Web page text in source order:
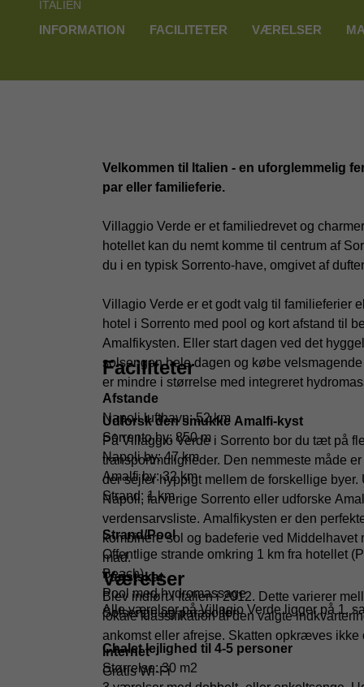
ITALIEN
INFORMATION FACILITETER VÆRELSER
Velkommen til Italien - en uforglemmelig
par eller familieferie.
Villaggio Verde er et familiedrevet og
hotellet kan du nemt komme til centrum af
du i en typisk Sorrento-have, omgivet af
Villagio Verde er et godt valg til familieferier
hotel i Sorrento med pool og kort afstand til
Amalfikysten. Eller start dagen ved det
solsengen hele dagen og købe
er mindre i størrelse med integreret
Udforsk den smukke Amalfi-kyst
På Villaggio Verde i Sorrento bor du tæt på
transportmuligheder. Den nemmeste måde
der sejler hyppigt mellem de forskellige
Napoli, farverige Sorrento eller udforske
verdensarvsliste. Amalfikysten er den
kombinere sol og badeferie ved
mad.
Turistskat
Blev indført i Italien i 2012. Dette varierer
lokale klassifikation af den valgte
ankomst eller afrejse. Skatten opkræves ikke
Faciliteter
Afstande
Napoli lufthavn: 52 km
Sorrento by: 850 m
Napoli by: 47 km
Amalfi by: 32 km
Strand: 1 km
Strand/Pool
Offentlige strande omkring 1 km fra hotellet
Beach)
Pool med hydromassage
Solsenge og parasoller
Internet
Gratis Wi-Fi
Værelser
Alle værelser på Villagio Verde ligger på 1. sal
Chalet lejlighed til 4-5 personer
Størrelse: 30 m2